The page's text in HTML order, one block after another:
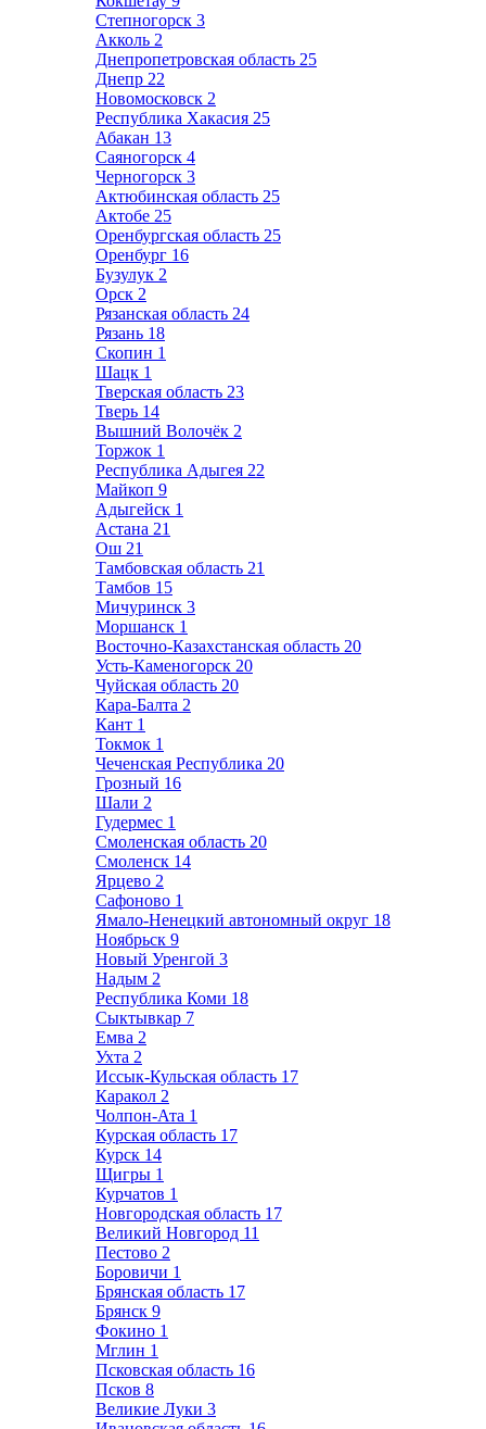
Степногорск 3
Акколь 2
Днепропетровская область 25
Днепр 22
Новомосковск 2
Республика Хакасия 25
Абакан 13
Саяногорск 4
Черногорск 3
Актюбинская область 25
Актобе 25
Оренбургская область 25
Оренбург 16
Бузулук 2
Орск 2
Рязанская область 24
Рязань 18
Скопин 1
Шацк 1
Тверская область 23
Тверь 14
Вышний Волочёк 2
Торжок 1
Республика Адыгея 22
Майкоп 9
Адыгейск 1
Астана 21
Ош 21
Тамбовская область 21
Тамбов 15
Мичуринск 3
Моршанск 1
Восточно-Казахстанская область 20
Усть-Каменогорск 20
Чуйская область 20
Кара-Балта 2
Кант 1
Токмок 1
Чеченская Республика 20
Грозный 16
Шали 2
Гудермес 1
Смоленская область 20
Смоленск 14
Ярцево 2
Сафоново 1
Ямало-Ненецкий автономный округ 18
Ноябрьск 9
Новый Уренгой 3
Надым 2
Республика Коми 18
Сыктывкар 7
Емва 2
Ухта 2
Иссык-Кульская область 17
Каракол 2
Чолпон-Ата 1
Курская область 17
Курск 14
Щигры 1
Курчатов 1
Новгородская область 17
Великий Новгород 11
Пестово 2
Боровичи 1
Брянская область 17
Брянск 9
Фокино 1
Мглин 1
Псковская область 16
Псков 8
Великие Луки 3